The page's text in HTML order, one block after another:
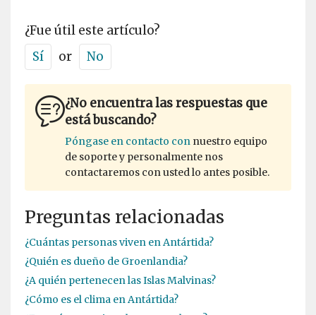
¿Fue útil este artículo?
Sí
or No
¿No encuentra las respuestas que
está buscando?
Póngase en contacto con nuestro equipo
de soporte y personalmente nos
contactaremos con usted lo antes posible.
Preguntas relacionadas
¿Cuántas personas viven en Antártida?
¿Quién es dueño de Groenlandia?
¿A quién pertenecen las Islas Malvinas?
¿Cómo es el clima en Antártida?